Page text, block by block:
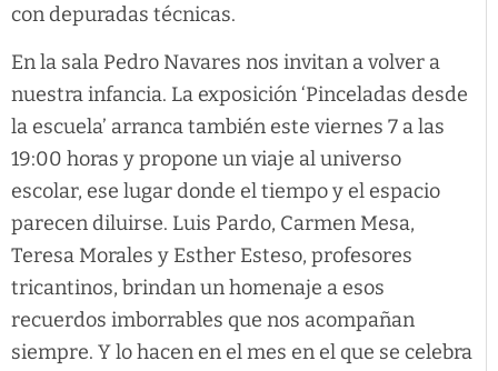
con depuradas técnicas.
En la sala Pedro Navares nos invitan a volver a
nuestra infancia. La exposición ‘Pinceladas desde
la escuela’ arranca también este viernes 7 a las
19:00 horas y propone un viaje al universo
escolar, ese lugar donde el tiempo y el espacio
parecen diluirse. Luis Pardo, Carmen Mesa,
Teresa Morales y Esther Esteso, profesores
tricantinos, brindan un homenaje a esos
recuerdos imborrables que nos acompañan
siempre. Y lo hacen en el mes en el que se celebra